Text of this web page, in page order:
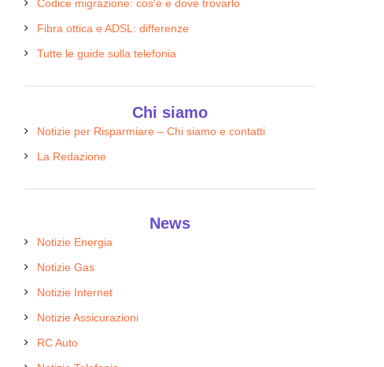
Codice migrazione: cos'è e dove trovarlo
Fibra ottica e ADSL: differenze
Tutte le guide sulla telefonia
Chi siamo
Notizie per Risparmiare – Chi siamo e contatti
La Redazione
News
Notizie Energia
Notizie Gas
Notizie Internet
Notizie Assicurazioni
RC Auto